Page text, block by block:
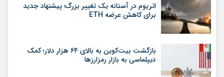
اتریوم در آستانه یک تغییر بزرگ؛ پیشنهاد جدید
برای کاهش عرضه ETH
بازگشت بیت‌کوین به بالای ۶۴ هزار دلار؛ کمک
دیپلماسی به بازار رمزارزها